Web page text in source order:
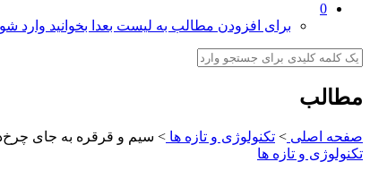
0
برای افزودن مطالب به لیست بعدا بخوانید وارد
مطالب
صفحه اصلی > تکنولوژی و تازه ها > سیم و قرقره به جای
تکنولوژی و تازه ها